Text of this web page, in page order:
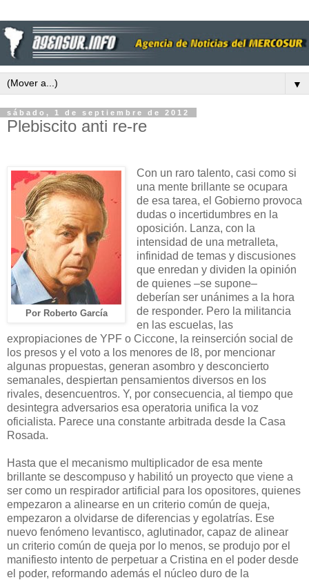
▼
sábado, 1 de septiembre de 2012
Plebiscito anti re-re
Por Roberto García
Con un raro talento, casi como si
una mente brillante se ocupara
de esa tarea, el Gobierno provoca
dudas o incertidumbres en la
oposición. Lanza, con la
intensidad de una metralleta,
infinidad de temas y discusiones
que enredan y dividen la opinión
de quienes –se supone–
deberían ser unánimes a la hora
de responder. Pero la militancia
en las escuelas, las
expropiaciones de YPF o Ciccone, la reinserción social de
los presos y el voto a los menores de l8, por mencionar
algunas propuestas, generan asombro y desconcierto
semanales, despiertan pensamientos diversos en los
rivales, desencuentros. Y, por consecuencia, al tiempo que
desintegra adversarios esa operatoria unifica la voz
oficialista. Parece una constante arbitrada desde la Casa
Rosada.
Hasta que el mecanismo multiplicador de esa mente
brillante se descompuso y habilitó un proyecto que viene a
ser como un respirador artificial para los opositores, quienes
empezaron a alinearse en un criterio común de queja,
empezaron a olvidarse de diferencias y egolatrías. Ese
nuevo fenómeno levantisco, aglutinador, capaz de alinear
un criterio común de queja por lo menos, se produjo por el
manifiesto intento de perpetuar a Cristina en el poder desde
el poder, reformando además el núcleo duro de la